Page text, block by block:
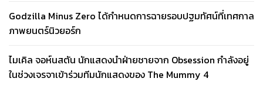
Godzilla Minus Zero ได้กำหนดการฉายรอบปฐมทัศน์ที่เทศกาล
ภาพยนตร์นิวยอร์ก
ไมเคิล จอห์นสตัน นักแสดงนำฝ่ายชายจาก Obsession กำลังอยู่
ในช่วงเจรจาเข้าร่วมทีมนักแสดงของ The Mummy 4